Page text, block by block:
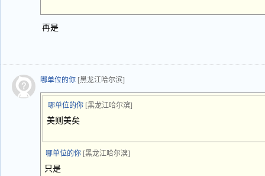
再是
哪单位的你 [黑龙江哈尔滨]
哪单位的你 [黑龙江哈尔滨]
美则美矣
哪单位的你 [黑龙江哈尔滨]
只是